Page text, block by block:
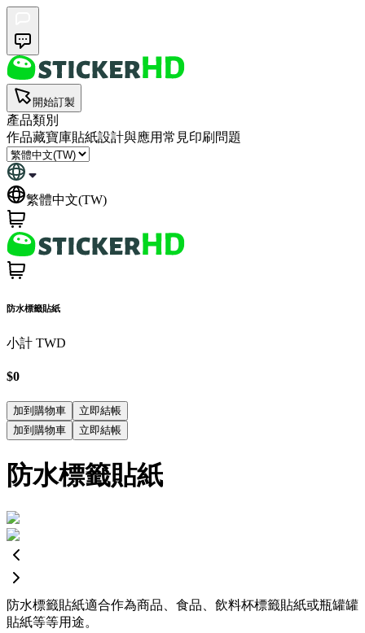
開始訂製
產品類別
作品藏寶庫貼紙設計與應用常見印刷問題
繁體中文(TW)
防水標籤貼紙
小計 TWD
$0
加到購物車
立即結帳
加到購物車
立即結帳
防水標籤貼紙
防水標籤貼紙適合作為商品、食品、飲料杯標籤貼紙或瓶罐罐
貼紙等等用途。